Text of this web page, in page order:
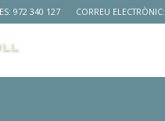
972 340 127 CORREU ELECTRÒNIC: